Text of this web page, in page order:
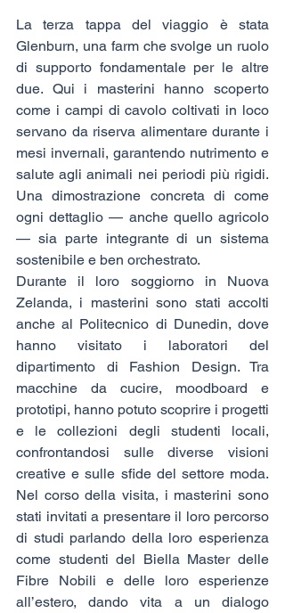
La terza tappa del viaggio è stata
Glenburn, una farm che svolge un ruolo
di supporto fondamentale per le altre
due. Qui i masterini hanno scoperto
come i campi di cavolo coltivati in loco
servano da riserva alimentare durante i
mesi invernali, garantendo nutrimento e
salute agli animali nei periodi più rigidi.
Una dimostrazione concreta di come
ogni dettaglio — anche quello agricolo
— sia parte integrante di un sistema
sostenibile e ben orchestrato.
Durante il loro soggiorno in Nuova
Zelanda, i masterini sono stati accolti
anche al Politecnico di Dunedin, dove
hanno visitato i laboratori del
dipartimento di Fashion Design. Tra
macchine da cucire, moodboard e
prototipi, hanno potuto scoprire i progetti
e le collezioni degli studenti locali,
confrontandosi sulle diverse visioni
creative e sulle sfide del settore moda.
Nel corso della visita, i masterini sono
stati invitati a presentare il loro percorso
di studi parlando della loro esperienza
come studenti del Biella Master delle
Fibre Nobili e delle loro esperienze
all’estero, dando vita a un dialogo